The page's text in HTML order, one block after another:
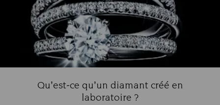
Qu’est-ce qu’un diamant créé en
laboratoire ?